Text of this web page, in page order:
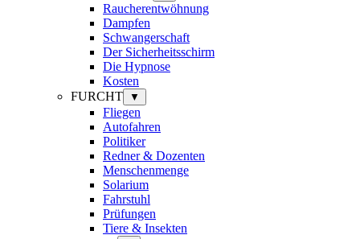
Raucherentwöhnung
Dampfen
Schwangerschaft
Der Sicherheitsschirm
Die Hypnose
Kosten
FURCHT
▼
Fliegen
Autofahren
Politiker
Redner & Dozenten
Menschenmenge
Solarium
Fahrstuhl
Prüfungen
Tiere & Insekten